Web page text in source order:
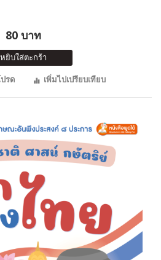
80 บาท
หยิบใส่ตะกร้า
รด
เพิ่มไปเปรียบเทียบ